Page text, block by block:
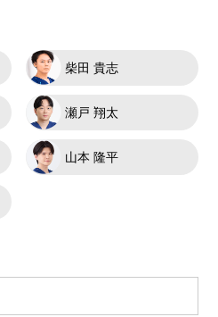
柴田 貴志
瀬戸 翔太
山本 隆平